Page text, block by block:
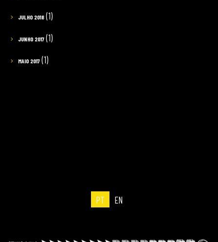
JULHO 2018(1)
JUNHO 2017(1)
MAIO 2017(1)
PT EN